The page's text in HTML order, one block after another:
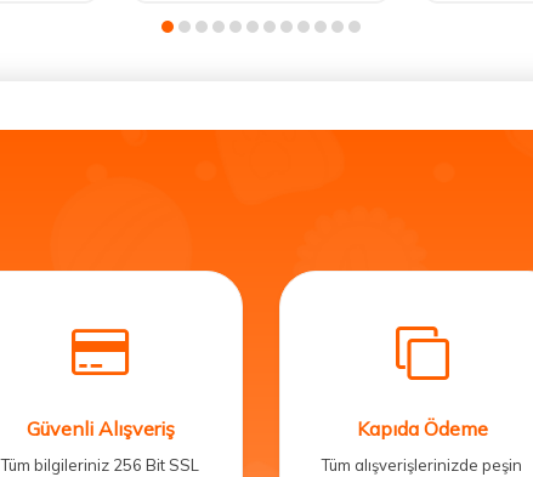
Güvenli Alışveriş
Tüm bilgileriniz 256 Bit SSL
Kapıda Ödeme
Tüm alışverişlerinizde peşin